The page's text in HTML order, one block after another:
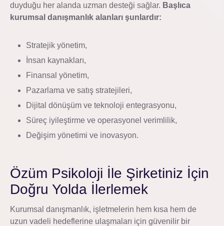
duyduğu her alanda uzman desteği sağlar. Başlıca
kurumsal danışmanlık alanları şunlardır:
Stratejik yönetim,
İnsan kaynakları,
Finansal yönetim,
Pazarlama ve satış stratejileri,
Dijital dönüşüm ve teknoloji entegrasyonu,
Süreç iyileştirme ve operasyonel verimlilik,
Değişim yönetimi ve inovasyon.
Özüm Psikoloji İle Şirketiniz İçin
Doğru Yolda İlerlemek
Kurumsal danışmanlık, işletmelerin hem kısa hem de
uzun vadeli hedeflerine ulaşmaları için güvenilir bir